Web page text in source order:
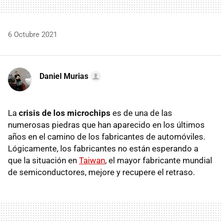
6 Octubre 2021
Daniel Murias
La crisis de los microchips es de una de las
numerosas piedras que han aparecido en los últimos
años en el camino de los fabricantes de automóviles.
Lógicamente, los fabricantes no están esperando a
que la situación en Taiwan, el mayor fabricante mundial
de semiconductores, mejore y recupere el retraso.